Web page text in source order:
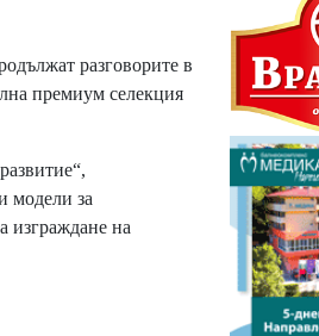
разговорите в
премиум селекция
модели за
изграждане на